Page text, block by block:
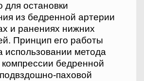
для остановки
из бедренной артерии
и ранениях нижних
Принцип его работы
использовании метода
бедренной
паховой